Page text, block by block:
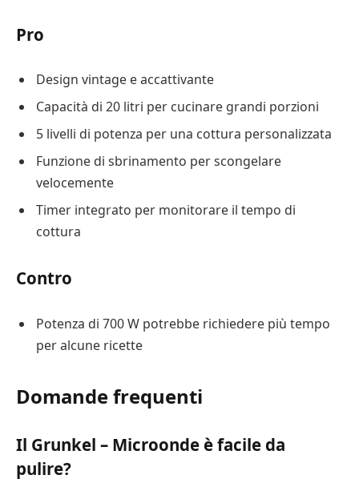
Pro
Design vintage e accattivante
Capacità di 20 litri per cucinare grandi porzioni
5 livelli di potenza per una cottura personalizzata
Funzione di sbrinamento per scongelare
velocemente
Timer integrato per monitorare il tempo di
cottura
Contro
Potenza di 700 W potrebbe richiedere più tempo
per alcune ricette
Domande frequenti
Il Grunkel – Microonde è facile da
pulire?